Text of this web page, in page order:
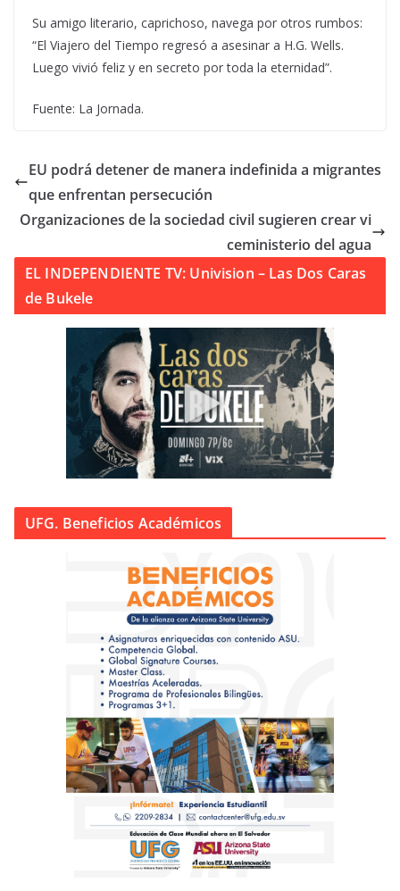
Su amigo literario, caprichoso, navega por otros rumbos:
“El Viajero del Tiempo regresó a asesinar a H.G. Wells.
Luego vivió feliz y en secreto por toda la eternidad”.
Fuente: La Jornada.
EU podrá detener de manera indefinida a migrantes
que enfrentan persecución
Organizaciones de la sociedad civil sugieren crear vi
ceministerio del agua
EL INDEPENDIENTE TV: Univision – Las Dos Caras
de Bukele
UFG. Beneficios Académicos